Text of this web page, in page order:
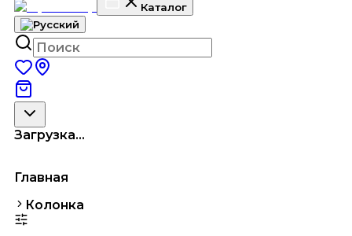
Каталог
Загрузка...
Главная
Колонка